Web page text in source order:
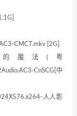
CMCT.mkv [2G]
魔法(粤
CnSCG[中
人人影